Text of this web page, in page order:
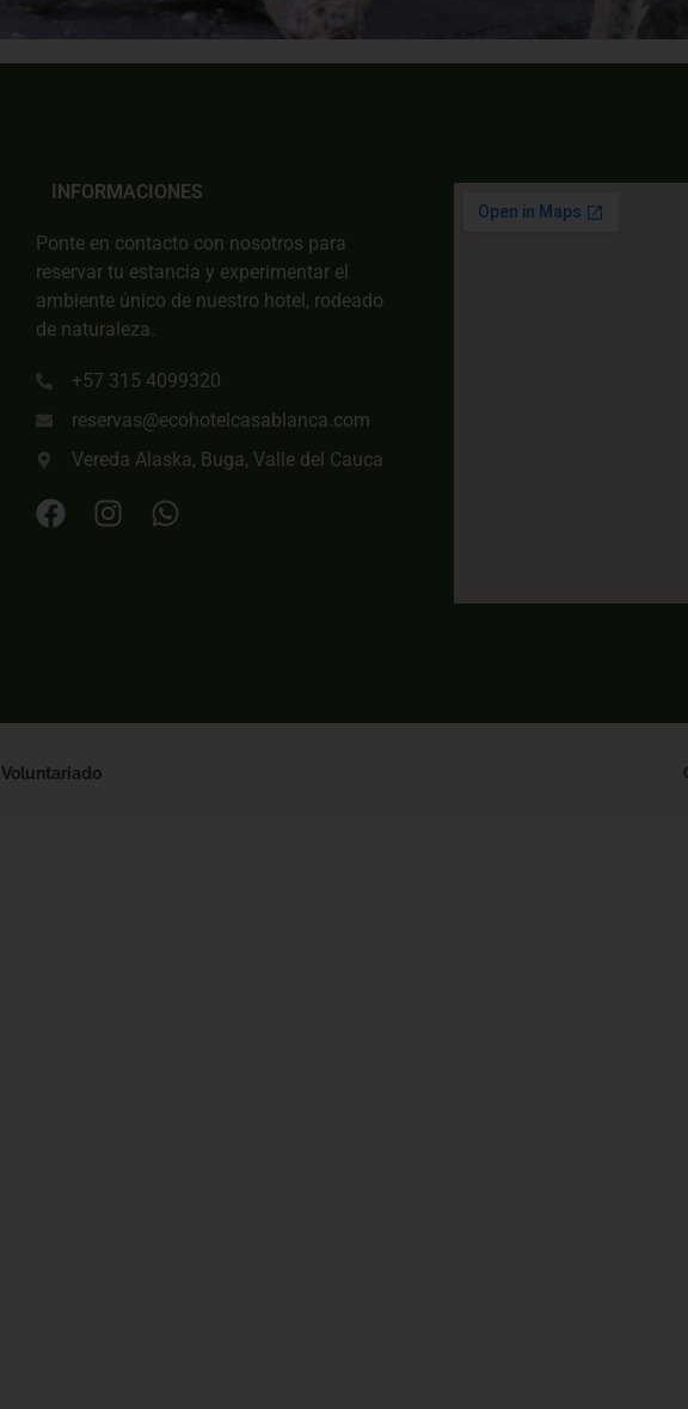
INFORMACIONES
Ponte en contacto con nosotros para
reservar tu estancia y experimentar el
ambiente único de nuestro hotel, rodeado
de naturaleza.
+57 315 4099320
reservas@ecohotelcasablanca.com
Vereda Alaska, Buga, Valle del Cauca
Voluntariado